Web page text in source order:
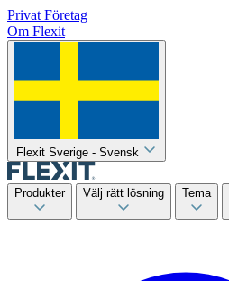
Privat Företag
Om Flexit
Flexit Sverige - Svensk
Produkter Välj rätt lösning Tema